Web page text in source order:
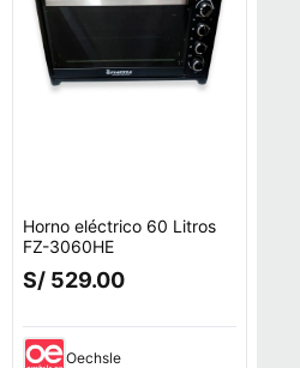
Horno eléctrico 60 Litros
FZ-3060HE
S/ 529.00
Oechsle